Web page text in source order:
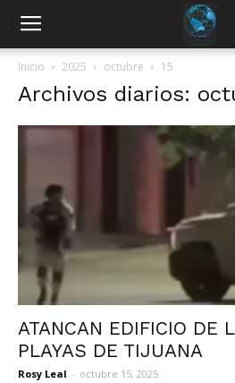
Inicio 2025 octubre 15
Archivos diarios:
ATANCAN EDIFICIO DE
PLAYAS DE TIJUANA
Rosy Leal - octubre 15, 2025